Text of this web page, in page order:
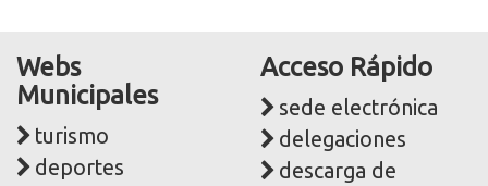
Webs
Municipales
turismo
deportes
Acceso Rápido
sede electrónica
delegaciones
descarga de